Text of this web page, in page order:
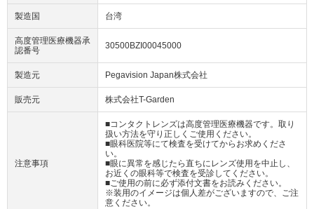
製造国 台湾
高度管理医療機器承
認番号
30500BZI00045000
製造元 Pegavision Japan株式会社
販売元 株式会社T-Garden
注意事項
■コンタクトレンズは高度管理医療機器です。取り
扱い方法を守り正しくご使用ください。
■眼科医院等にて検査を受けてからお求めくださ
い。
■眼に異常を感じたら直ちにレンズ使用を中止し、
お近くの眼科等で検査を受診してください。
■ご使用の前に必ず添付文書をお読みください。
※装用のイメージは個人差がございますので、ご注
意ください。